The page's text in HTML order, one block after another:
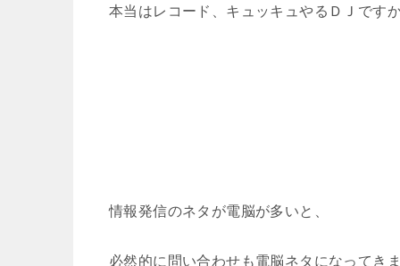
本当はレコード、キュッキュやるＤＪです
情報発信のネタが電脳が多いと、
必然的に問い合わせも電脳ネタになってき